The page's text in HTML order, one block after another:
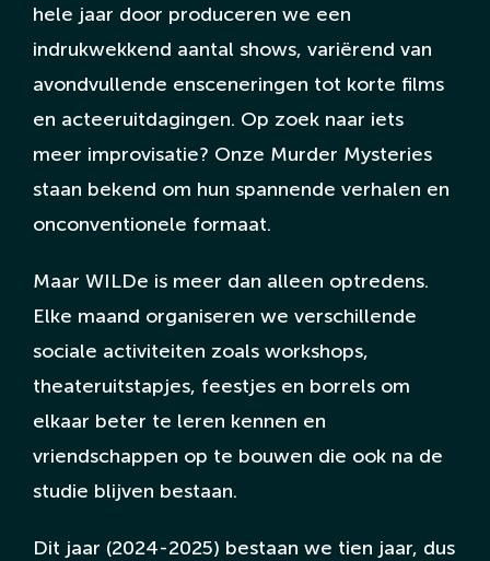
hele jaar door produceren we een
indrukwekkend aantal shows, variërend van
avondvullende ensceneringen tot korte films
en acteeruitdagingen. Op zoek naar iets
meer improvisatie? Onze Murder Mysteries
staan bekend om hun spannende verhalen en
onconventionele formaat.
Maar WILDe is meer dan alleen optredens.
Elke maand organiseren we verschillende
sociale activiteiten zoals workshops,
theateruitstapjes, feestjes en borrels om
elkaar beter te leren kennen en
vriendschappen op te bouwen die ook na de
studie blijven bestaan.
Dit jaar (2024-2025) bestaan we tien jaar, dus